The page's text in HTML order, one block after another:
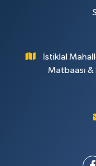
İstiklal
Matbaası